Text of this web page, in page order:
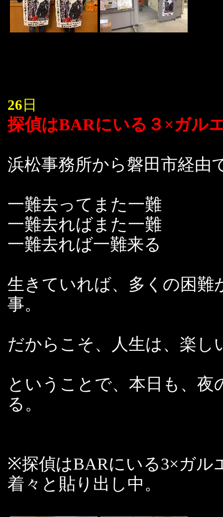
26 日
探偵はBARにいる３×ガル
浜松事務所から磐田市経由
一難去ってまた一難
一難去ればまた一難
一難去れば一難来る
生きていれば、多くの困難
事。
だからこそ、人生は、楽し
ということで、本日も、
る。
※探偵はBARにいる3×ガル
着々と貼り出し中。